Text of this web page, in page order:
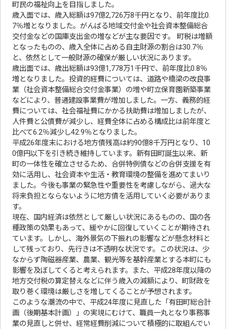
町民の福祉向上を目指しました。
歳入面では、歳入総額は97億2,726万8千円となり、前年度比0.
7％増となりました。がんばる地域交付金や社会資本整備総合
交付金などの国庫支出金の増などが主な要因です。 町税は増額
となったものの、歳入全体に占める自主財源の割合は30.7％
と、依然として一般財源の確保が厳しい状況にあります。
歳出面では、歳出総額は93億1,778万1千円で、前年度比0.8％
増となりました。投資的経費については、道路や橋梁の改良事
業（社会資本整備総合交付金事業）の増や町立保育園新築事業
などにより、普通建設事業費が増加しました。一方、義務的経
費については、社会福祉費にかかる扶助費は増加しましたが、
人件費と公債費が減少し、経費全体に占める構成比は前年度と
比べて6.2％減少し42.9％となりました。
平成26年度末における地方債残高は約90億8千万円となり、10
0億円以下を引き続き維持しています。新有田町誕生以来、新
町の一体性を確立させるため、合併特例債などの合併支援を有
効に活用し、社会資本や生活・教育環境の整備を進めてまいり
ました。今後も事業の緊急性や重要性を考慮しながら、過大な
将来負担とならないように地方債を活用していく必要がありま
す。
現在、国内経済は依然として厳しい状況にあるものの、国の各
種政策の効果もあって、緩やかに回復していくことが期待され
ています。しかし、海外景気の下振れの影響などが懸念材料と
して残っており、先行きは不透明な状況です。この状況は、少
なからず陶磁器産業、農業、観光等を基幹産業とする本町にも
影響を及ぼしてくると考えられます。また、平成28年度以降の
地方交付税の算定替えなどに伴う歳入の減額により、町財政を
取り巻く環境は厳しさを増してくることが予想されます。
このような潮流の中で、平成24年度に見直した「有田町総合計
画（後期基本計画）」の実現にむけて、職員一丸となり事務事
業の見直しと併せ、経常経費削減について積極的に取組んでい